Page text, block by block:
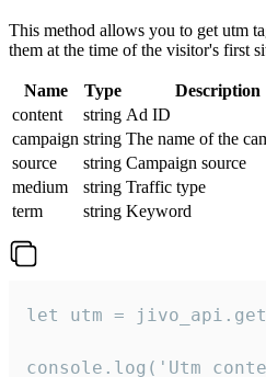
This method allows you to get utm
them at the time of the visitor's first
Name Type
Description
content
string Ad ID
campaign string The name of the
source
string Campaign source
medium
string Traffic type
term
string Keyword
let utm =
console.log('Utm